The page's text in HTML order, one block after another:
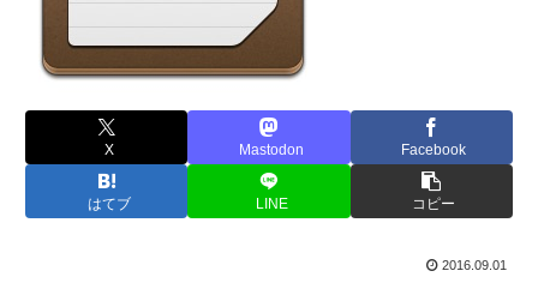
X Mastodon Facebook
はてブ LINE コピー
2016.09.01